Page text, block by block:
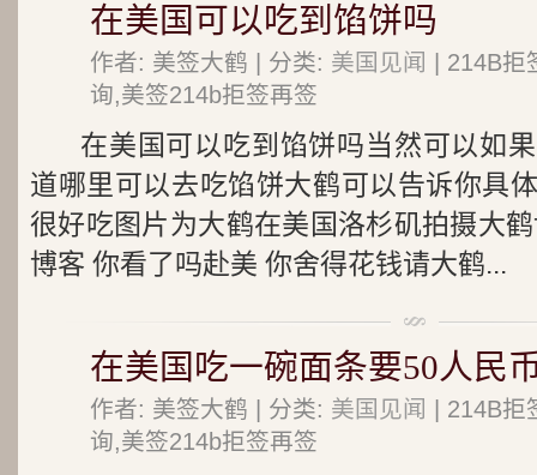
在美国可以吃到馅饼吗
作者: 美签大鹤 | 分类: 美国见闻
| 214B
询,美签214b拒签再签
在美国可以吃到馅饼吗当然可以如
道哪里可以去吃馅饼大鹤可以告诉你具
很好吃图片为大鹤在美国洛杉矶拍摄大
博客 你看了吗赴美 你舍得花钱请大鹤...
在美国吃一碗面条要50人民
作者: 美签大鹤 | 分类: 美国见闻
| 214B
询,美签214b拒签再签